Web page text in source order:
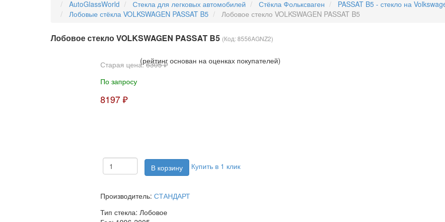
AutoGlassWorld Стекла для легковых автомобилей Стёкла Фольксваген
PASSAT B5 - стекло на
Лобовые стёкла VOLKSWAGEN PASSAT B5
Лобовое стекло VOLKSWAGEN PASSAT B5
Лобовое стекло VOLKSWAGEN PASSAT B5 (Код:8556AGNZ2)
(рейтинг основан на оценках покупателей)
Старая цена:6305 ₽
По запросу
8197 ₽
Купить в 1 клик
Производитель: СТАНДАРТ
Тип стекла: Лобовое